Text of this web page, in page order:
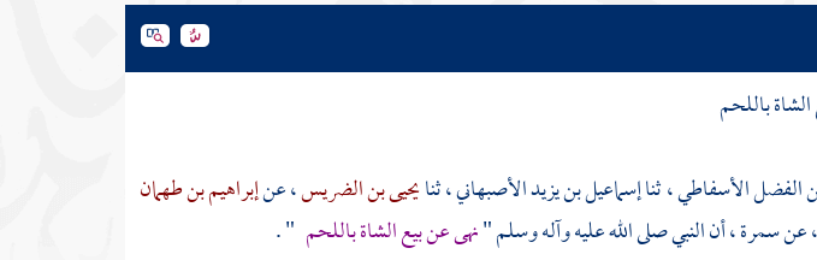
الفضل الأسفاطي، ثناإسماعيل بن يزيد الأصبهاني، ثنايحيى بن الضريس، عنإبراهيم بن طهمان
، عنسمرة، أن النبي صلى الله عليه وآله وسلم "نهى عن بيع الشاة باللحم " .